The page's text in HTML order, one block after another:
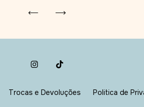
Trocas e Devoluções Politica de